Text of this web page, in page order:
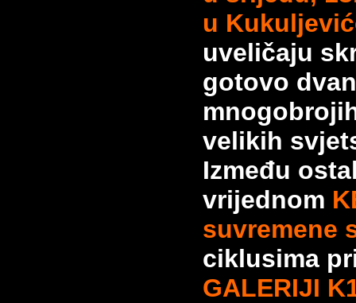
u
uveličaju
gotovo
velikih
Između
vrijednom
suvremene
ciklusima
GALERIJI